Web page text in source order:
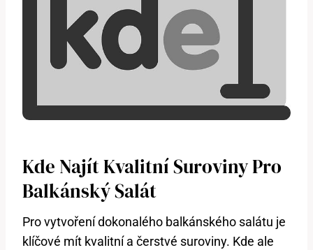
Kde Najít Kvalitní⁤ Suroviny ​pro
Balkánský Salát
Pro vytvoření dokonalého balkánského⁤ salátu je
klíčové ⁣mít kvalitní a čerstvé suroviny. Kde ale